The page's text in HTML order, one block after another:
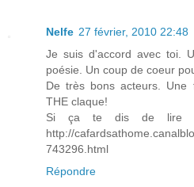
Nelfe 27 février, 2010 22:48
Je suis d'accord avec toi.
poésie. Un coup de coeur
De très bons acteurs. Une
THE claque!
Si ça te dis de lire
http://
743296.html
Répondre